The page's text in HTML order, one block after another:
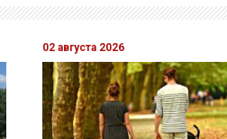
02 августа 2026